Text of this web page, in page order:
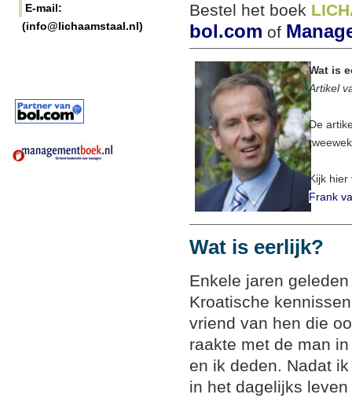
E-mail:
(info@lichaamstaal.nl)
Bestel het boek
bol.com of
Wat is
Artikel
De
Kijk hier
Frank
Wat is eerlijk?
Enkele jaren
Kroatische
vriend van hen die
raakte met de man
en ik deden. Nadat
in het dagelijks